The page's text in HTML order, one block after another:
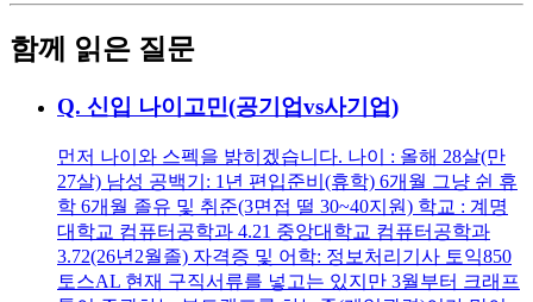
함께 읽은 질문
Q. 신입 나이고민(공기업vs사기업)
먼저 나이와 스펙을 밝히겠습니다. 나이 : 올해 28살(만
27살) 남성 공백기: 1년 편입준비(휴학) 6개월 그냥 쉰 휴
학 6개월 졸유 및 취준(3면접 떨 30~40지원) 학교 : 계명
대학교 컴퓨터공학과 4.21 중앙대학교 컴퓨터공학과
3.72(26년2월졸) 자격증 및 어학: 정보처리기사 토익850
토스AL 현재 구직서류를 넣고는 있지만 3월부터 크래프